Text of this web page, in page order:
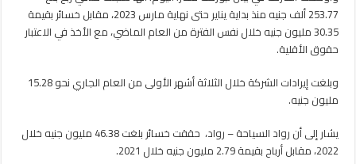
جنيه
فى
الربع
253.77 ألف جنيه منذ بداية يناير حتى نهاية مارس 2023، مقابل خسائر بقيمة
30.35 مليون جنيه خلال نفس الفترة من العام الماضي، مع الأخذ في الاعتبار
حقوق الأقلية.
وبلغت إيرادات الشركة خلال الثلاثة أشهر الأولى من العام الجاري نحو 15.28
مليون جنيه.
يشار إلى أن رواد السياحة – رواد، حققت خسائر بلغت 46.38 مليون جنيه خلال
2022، مقابل أرباح بقيمة 2.79 مليون جنيه خلال 2021.